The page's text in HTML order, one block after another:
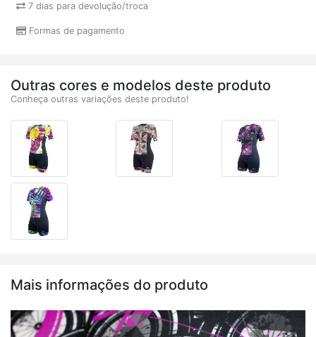
7 dias para devolução/troca
Formas de pagamento
Outras cores e modelos deste produto
Conheça outras variações deste produto!
Mais informações do produto